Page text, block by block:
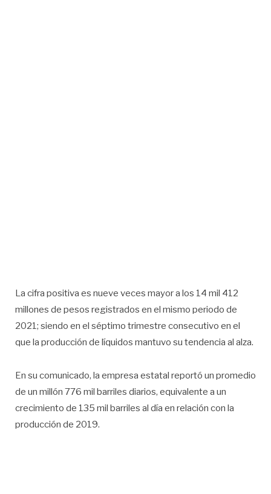
La cifra positiva es nueve veces mayor a los 14 mil 412
millones de pesos registrados en el mismo periodo de
2021; siendo en el séptimo trimestre consecutivo en el
que la producción de líquidos mantuvo su tendencia al alza.
En su comunicado, la empresa estatal reportó un promedio
de un millón 776 mil barriles diarios, equivalente a un
crecimiento de 135 mil barriles al día en relación con la
producción de 2019.